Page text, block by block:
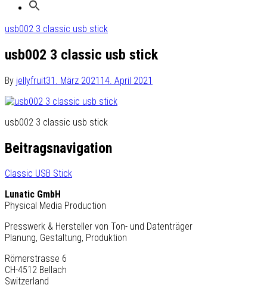
usb002 3 classic usb stick
usb002 3 classic usb stick
By jellyfruit31. März 2021 14. April 2021
usb002 3 classic usb stick
Beitragsnavigation
Classic USB Stick
Lunatic GmbH
Physical Media Production
Presswerk & Hersteller von Ton- und Datenträger
Planung, Gestaltung, Produktion
Römerstrasse 6
CH-4512 Bellach
Switzerland